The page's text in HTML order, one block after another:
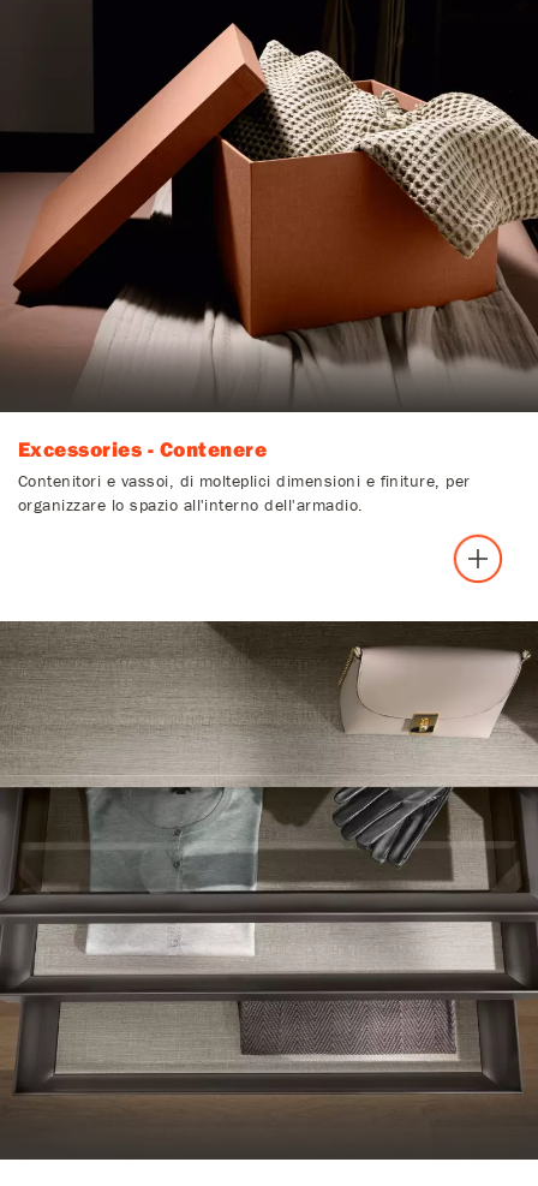
Excessories - Contenere
Contenitori e vassoi, di molteplici dimensioni e finiture, per
organizzare lo spazio all'interno dell'armadio.